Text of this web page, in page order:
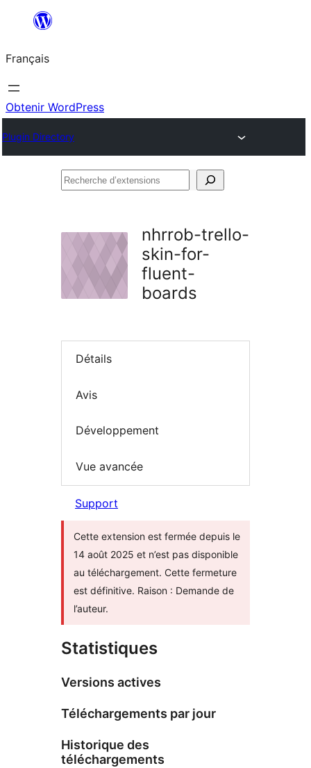
contenu
Français
Obtenir WordPress
Plugin Directory
Recherche
nhrrob-trello-
skin-for-
fluent-
boards
Détails
Avis
Développement
Vue avancée
Support
Cette extension est fermée depuis le
14 août 2025 et n’est pas disponible
au téléchargement. Cette fermeture
est définitive. Raison : Demande de
l’auteur.
Statistiques
Versions actives
Téléchargements par jour
Historique des
téléchargements